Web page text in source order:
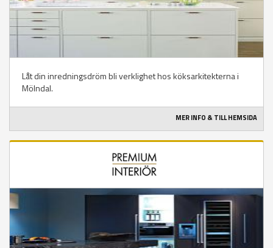
Låt din inredningsdröm bli verklighet hos köksarkitekterna i
Mölndal.
MER INFO & TILL HEMSIDA